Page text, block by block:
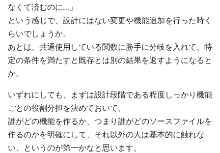
なくて済むのに…」
という感じで、設計にはない変更や機能追加を行った時く
らいでしょうか。
あとは、共通使用している関数に勝手に分岐を入れて、特
定の条件を満たすと既存とは別の結果を返すようになると
か。
いずれにしても、まずは設計段階である程度しっかり機能
ごとの役割分担を決めておいて、
誰がどの機能を作るか、つまり誰がどのソースファイルを
作るのかを明確にして、それ以外の人は基本的に触れな
い、というのが第一かなと思います。